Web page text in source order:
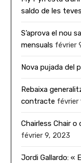
saldo de les
S’aprova el nou
mensuals février
Nova pujada del
Rebaixa
contracte février
Chairless Chair
février 9, 2023
Jordi Gallardo: «